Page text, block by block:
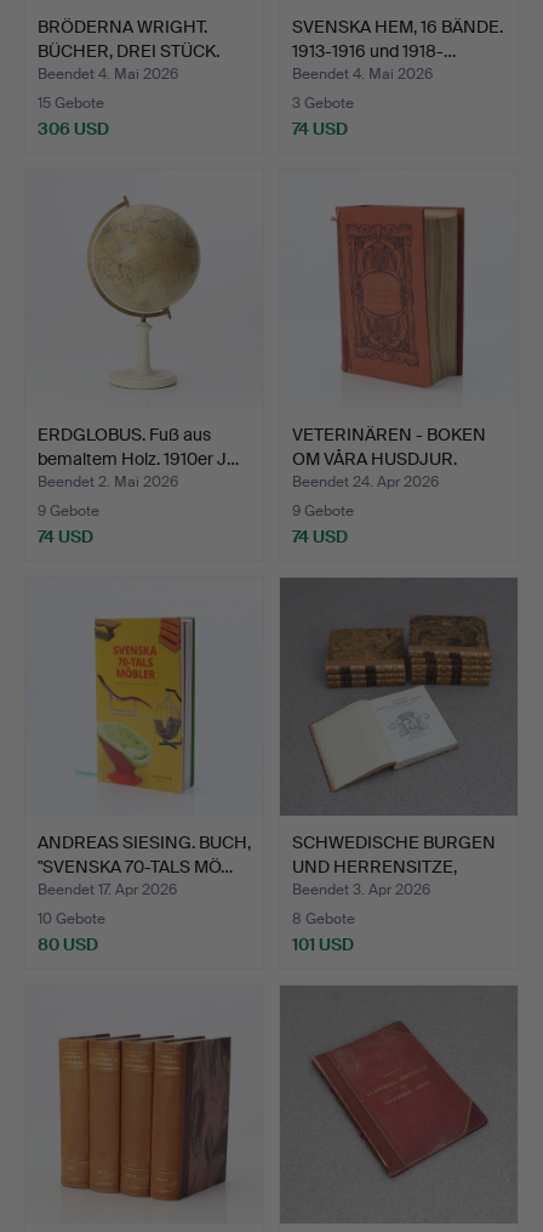
BRÖDERNA WRIGHT.
BÜCHER, DREI STÜCK.
Svens…
Beendet 4. Mai 2026
15 Gebote
306 USD
SVENSKA HEM, 16 BÄNDE.
1913-1916 und 1918-…
Beendet 4. Mai 2026
3 Gebote
74 USD
ERDGLOBUS. Fuß aus
bemaltem Holz. 1910er J…
Beendet 2. Mai 2026
9 Gebote
74 USD
VETERINÄREN - BOKEN
OM VÅRA HUSDJUR.
Nordi…
Beendet 24. Apr 2026
9 Gebote
74 USD
ANDREAS SIESING. BUCH,
"SVENSKA 70-TALS MÖ…
Beendet 17. Apr 2026
10 Gebote
80 USD
SCHWEDISCHE BURGEN
UND HERRENSITZE,
NEUN B…
Beendet 3. Apr 2026
8 Gebote
101 USD